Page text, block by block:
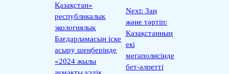
Қазақстан»
республикалық
экологиялық
Бағдарламасын іске
асыру шеңберінде
«2024 жылы
аумақты үздік
Next: Заң
және тәртіп:
Қазақстанның
екі
мегаполисінде
бет-әлпетті